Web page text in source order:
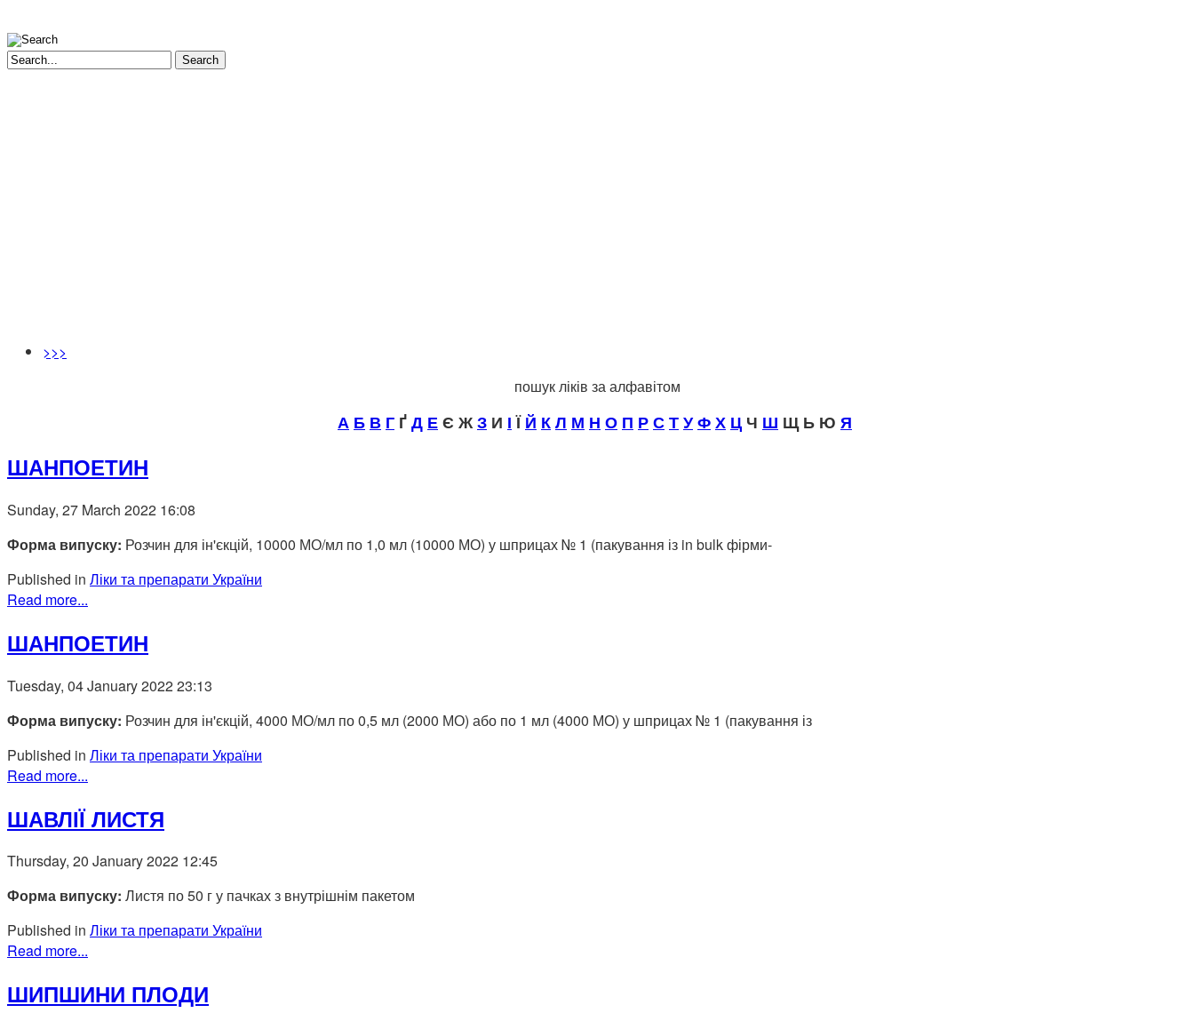
Search
>>>
пошук ліків за алфавітом
А Б В Г ҐД ЕЄ ЖЗ И ІЇЙ КЛ М Н О П РСТУФХ Ц Ч Ш Щ Ь Ю Я
ШАНПОЕТИН
Sunday, 27 March 2022 16:08
Форма випуску: Розчин для ін'єкцій, 10000 МО/мл по 1,0 мл (10000 МО) у шприцах № 1 (пакування із in bulk фірми-
Published in Ліки та препарати України
Read more...
ШАНПОЕТИН
Tuesday, 04 January 2022 23:13
Форма випуску: Розчин для ін'єкцій, 4000 МО/мл по 0,5 мл (2000 МО) або по 1 мл (4000 МО) у шприцах № 1 (пакування із
Published in Ліки та препарати України
Read more...
ШАВЛІЇ ЛИСТЯ
Thursday, 20 January 2022 12:45
Форма випуску: Листя по 50 г у пачках з внутрішнім пакетом
Published in Ліки та препарати України
Read more...
ШИПШИНИ ПЛОДИ